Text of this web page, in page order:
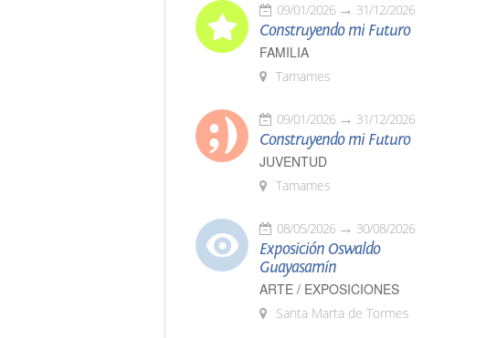
09/01/2026 31/12/2026
Construyendo mi Futuro
FAMILIA
Tamames
09/01/2026 31/12/2026
Construyendo mi Futuro
JUVENTUD
Tamames
08/05/2026 30/08/2026
Exposición Oswaldo
Guayasamín
ARTE / EXPOSICIONES
Santa Marta de Tormes